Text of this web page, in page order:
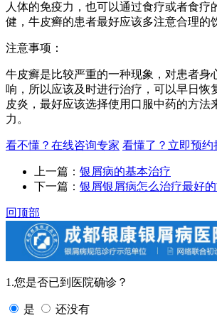
人体的免疫力，也可以通过食疗或者食疗
健，牛皮癣的患者最好应该多注意合理的
注意事项：
牛皮癣是比较严重的一种现象，对患者身
响，所以应该及时进行治疗，可以早日恢
皮炎，最好应该选择使用口服中药的方法
力。
看不懂？在线咨询专家 看懂了？立即预约
上一篇： 银屑病的基本治疗
下一篇： 银屑银屑病怎么治疗最好
回顶部
1.您是否已到医院确诊？
是 还没有